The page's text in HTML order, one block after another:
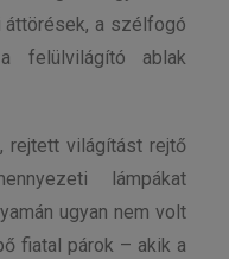
áttörések, a szélfogó
felülvilágító ablak
rejtett világítást rejtő
lámpákat
ugyan nem volt
fiatal párok – akik a